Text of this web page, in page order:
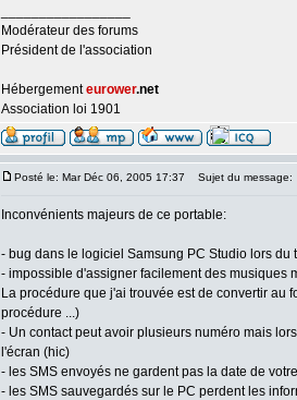
Modérateur des forums
Président de l'association
Hébergementeurower.net
Association loi 1901
Posté le: Mar Déc 06, 2005 17:37 Sujet du message:
Inconvénients majeurs de ce portable:
- bug dans le logiciel Samsung PC Studio lors du
- impossible d'assigner facilement des musiques
La procédure que j'ai trouvée est de convertir au
procédure ...)
- Un contact peut avoir plusieurs numéro mais
l'écran (hic)
- les SMS envoyés ne gardent pas la date de
- les SMS sauvegardés sur le PC perdent les